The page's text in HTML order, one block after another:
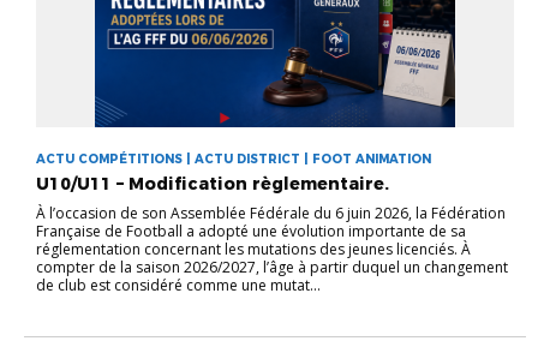
ACTU COMPÉTITIONS | ACTU DISTRICT | FOOT ANIMATION
U10/U11 – Modification règlementaire.
À l’occasion de son Assemblée Fédérale du 6 juin 2026, la Fédération
Française de Football a adopté une évolution importante de sa
réglementation concernant les mutations des jeunes licenciés. À
compter de la saison 2026/2027, l’âge à partir duquel un changement
de club est considéré comme une mutat...